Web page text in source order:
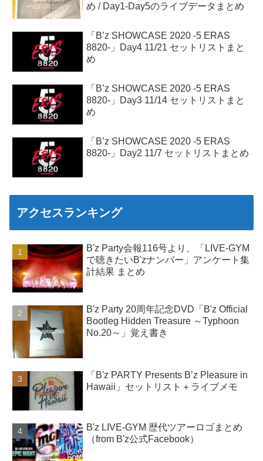
め / Day1-Day5のライブデータまとめ
「B’z SHOWCASE 2020 -5 ERAS
8820-」Day4 11/21 セットリストまと
め
「B’z SHOWCASE 2020 -5 ERAS
8820-」Day3 11/14 セットリストまと
め
「B’z SHOWCASE 2020 -5 ERAS
8820-」Day2 11/7 セットリストまとめ
アクセスランキング
B'z Party会報116号より、「LIVE-GYM
で聴きたいB'zナンバー」アンケート集
計結果 まとめ
B'z Party 20周年記念DVD「B'z Official
Bootleg Hidden Treasure ～Typhoon
No.20～」覚え書き
「B'z PARTY Presents B’z Pleasure in
Hawaii」セットリスト＋ライブメモ
B'z LIVE-GYM 歴代ツアーロゴまとめ
（from B'z公式Facebook）